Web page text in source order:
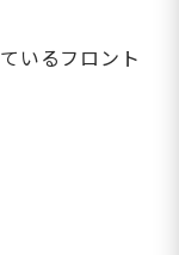
いるフロント